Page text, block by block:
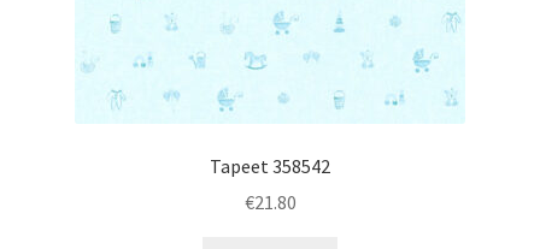
Tapeet 358542
€21.80